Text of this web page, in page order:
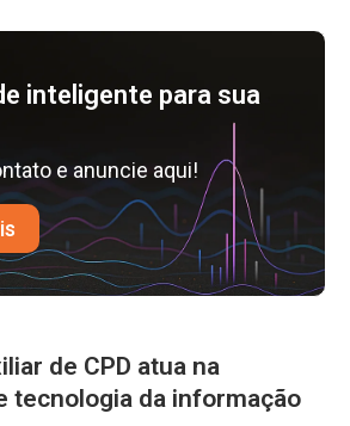
inteligente para sua
e anuncie aqui!
de CPD atua na
tecnologia da informação